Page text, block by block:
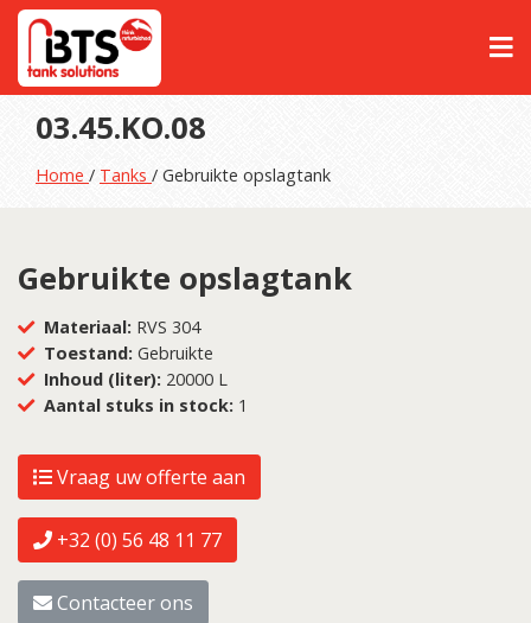
03.45.KO.08
Home / Tanks / Gebruikte opslagtank
Gebruikte opslagtank
Materiaal: RVS 304
Toestand: Gebruikte
Inhoud (liter): 20000 L
Aantal stuks in stock: 1
Vraag uw offerte aan
+32 (0) 56 48 11 77
Contacteer ons